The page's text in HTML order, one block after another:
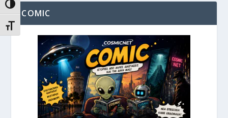
ΕΝΑΛΛΑΓΉ ΥΨΗΛΉΣ ΑΝΤΊΘΕΣΗΣ
ΕΝΑΛΛΑΓΉ ΜΕΓΈΘΟΥΣ ΓΡΑΜΜΆΤΩΝ
COMIC